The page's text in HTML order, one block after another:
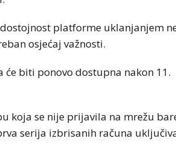
platforme uklanjanjem
osjećaj važnosti.
biti ponovo dostupna nakon 11.
koja se nije prijavila na mrežu
serija izbrisanih računa